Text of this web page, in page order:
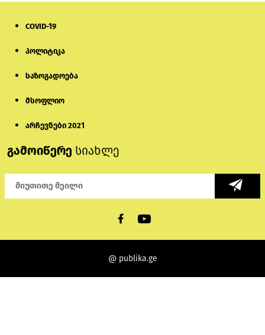
COVID-19
პოლიტიკა
საზოგადოება
მსოფლიო
არჩევნები 2021
გამოიწერე სიახლე
@ publika.ge